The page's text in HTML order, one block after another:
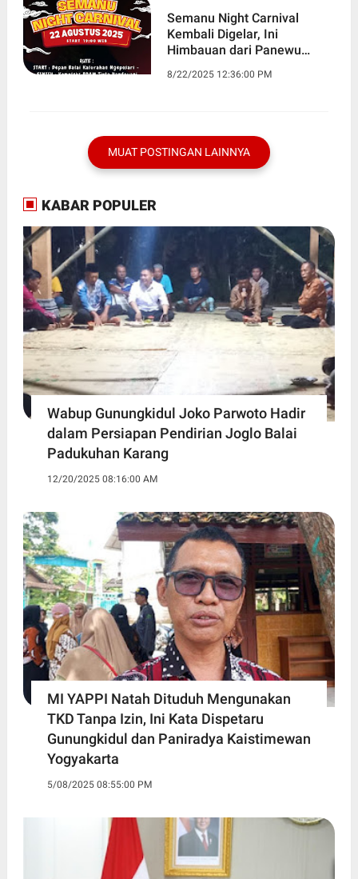
Semanu Night Carnival
Kembali Digelar, Ini
Himbauan dari Panewu
8/22/2025 12:36:00 PM
MUAT POSTINGAN LAINNYA
KABAR POPULER
Wabup Gunungkidul Joko Parwoto Hadir
dalam Persiapan Pendirian Joglo Balai
Padukuhan Karang
12/20/2025 08:16:00 AM
MI YAPPI Natah Dituduh Mengunakan
TKD Tanpa Izin, Ini Kata Dispetaru
Gunungkidul dan Paniradya Kaistimewan
Yogyakarta
5/08/2025 08:55:00 PM